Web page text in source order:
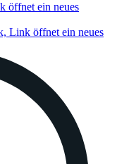
öffnet ein neues
Link öffnet ein neues